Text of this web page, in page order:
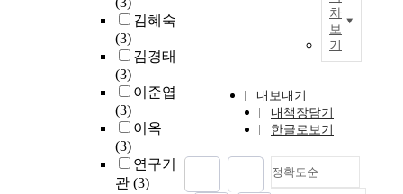
김혜숙
(3)
김경태
(3)
이준엽
(3)
이옥
(3)
연구기
관 (3)
차
보
기
내보내기
내책장담기
한글로보기
정확도순